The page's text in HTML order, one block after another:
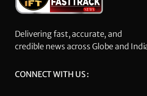
Delivering fast, accurate, and
credible news across Globe and
CONNECT WITH US :